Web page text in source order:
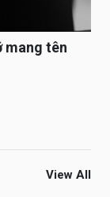
mang tên
View All